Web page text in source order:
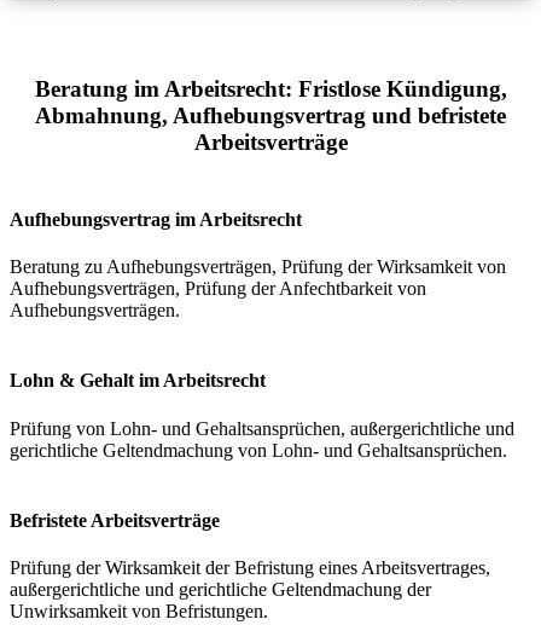
Beratung im Arbeitsrecht: Fristlose Kündigung,
Abmahnung, Aufhebungsvertrag und befristete
Arbeitsverträge
Aufhebungsvertrag im Arbeitsrecht
Beratung zu Aufhebungsverträgen, Prüfung der Wirksamkeit von
Aufhebungsverträgen, Prüfung der Anfechtbarkeit von
Aufhebungsverträgen.
Lohn & Gehalt im Arbeitsrecht
Prüfung von Lohn- und Gehaltsansprüchen, außergerichtliche und
gerichtliche Geltendmachung von Lohn- und Gehaltsansprüchen.
Befristete Arbeitsverträge
Prüfung der Wirksamkeit der Befristung eines Arbeitsvertrages,
außergerichtliche und gerichtliche Geltendmachung der
Unwirksamkeit von Befristungen.